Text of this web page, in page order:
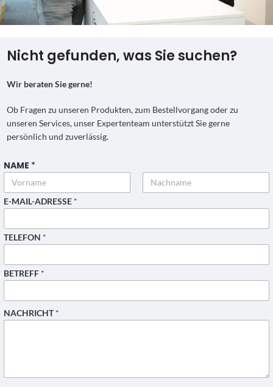
Nicht gefunden, was Sie suchen?
Wir beraten Sie gerne!
Ob Fragen zu unseren Produkten, zum Bestellvorgang oder zu
unseren Services, unser Expertenteam unterstützt Sie gerne
persönlich und zuverlässig.
NAME *
Vorname
E-MAIL-ADRESSE *
TELEFON *
BETREFF *
L
A
A
NACHRICHT*